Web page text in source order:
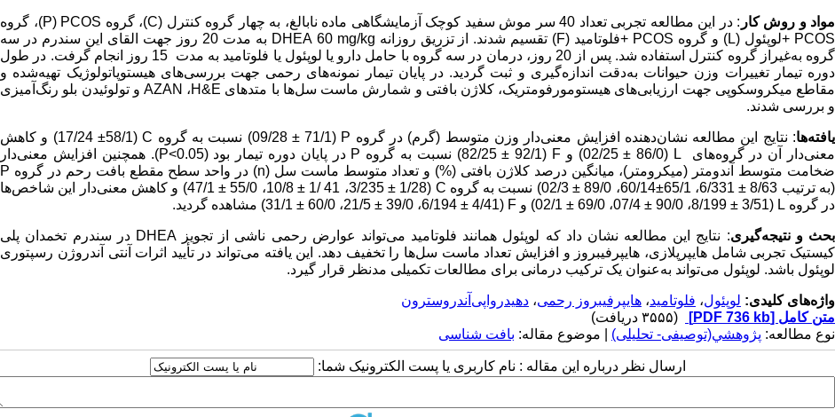
مواد و روش‌ کار : در این مطالعه تجربی تعداد 40 سر موش سفید کوچک آزمایشگاهی ماده نابالغ، به چهار گروه کنترل ( C)، گروه PCOS
(
P)، گروه
PCOS +لوپئول (L) و گروه PCOS +فلوتامید (F) تقسیم شدند. از تزریق روزانه mg/kg
60
DHEA
به مدت 20 روز جهت القای این سندرم در سه
گروه به‌غیراز گروه کنترل استفاده شد. پس از 20 روز، درمان در سه گروه با حامل دارو یا لوپئول یا فلوتامید به مدت 15 روز انجام گرفت. در طول
دوره تیمار تغییرات وزن حیوانات به‌دقت اندازه‌گیری و ثبت گردید. در پایان تیمار نمونه‌های رحمی جهت بررسی‌های هیستوپاتولوژیک تهیه‌شده و
مقاطع میکروسکوپی جهت ارزیابی‌های هیستومورفومتریک، کلاژن بافتی و شمارش ماست سل‌ها با متدهای H&E، AZANو تولوئیدن بلو رنگ‌آمیزی
و بررسی شدند.
یافته‌ها: نتایج این مطالعه نشان‌دهنده افزایش معنی‌دار وزن متوسط (گرم) در گروه P (71/1 ± 09/28) نسبت به گروه C
(58/1± 17/24) و کاهش
معنی‌دار آن در گروه‌های L (86/0 ± 02/25) و F (92/1 ± 82/25) نسبت به گروه P در پایان دوره تیمار بود (P<0.05). همچنین افزایش معنی‌دار
ضخامت متوسط آندومتر (میکرومتر)، میانگین درصد کلاژن بافتی (%) و تعداد متوسط ماست سل (n) در واحد سطح مقطع بافت رحم در گروه P
(به ترتیب 8/63 ± 6/331، 65/1±60/14، 89/0 ± 02/3) نسبت به گروه
C
(1/28 ± 3/235، 41 /1 ± 10/8، 55/0 ± 47/1) و کاهش معنی‌دار این شاخص‌ها
در گروه L (3/51 ± 8/199، 90/0 ± 07/4، 69/0 ± 02/1) و F (4/41 ± 6/194، 39/0 ± 21/5، 60/0 ± 31/1) مشاهده گردید .
بحث و نتیجه‌گیری: نتایج این مطالعه نشان داد که لوپئول همانند فلوتامید می‌تواند عوارض رحمی ناشی از تجویزDHEA در سندرم تخمدان پلی
کیستیک تجربی شامل هایپرپلازی، هایپرفیبروز و افزایش تعداد ماست سل‌ها را تخفیف دهد. این یافته می‌تواند در تأیید اثرات آنتی آندروژن رسپتوری
لوپئول باشد. لوپئول می‌تواند به‌عنوان یک ترکیب درمانی برای مطالعات تکمیلی مدنظر قرار گیرد.
واژه‌های کلیدی: لوپئول، فلوتامید، هایپرفیبروز رحمی، دهیدرواپی‌آندروسترون
متن کامل [PDF 736 kb]
(۳۵۵۵ دریافت)
نوع مطالعه: پژوهشي(توصیفی- تحلیلی) | موضوع مقاله: بافت شناسی
ارسال نظر درباره این مقاله : نام کاربری یا پست الکترونیک شما: